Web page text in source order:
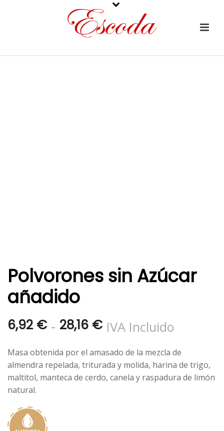
Polvorones sin Azúcar
añadido
6,92 € - 28,16 €Rango
de
precios:
desde
IVA Incluido
Masa obtenida por el amasado de la mezcla de
almendra repelada, triturada y molida, harina de trigo,
maltitol, manteca de cerdo, canela y raspadura de limón
natural.